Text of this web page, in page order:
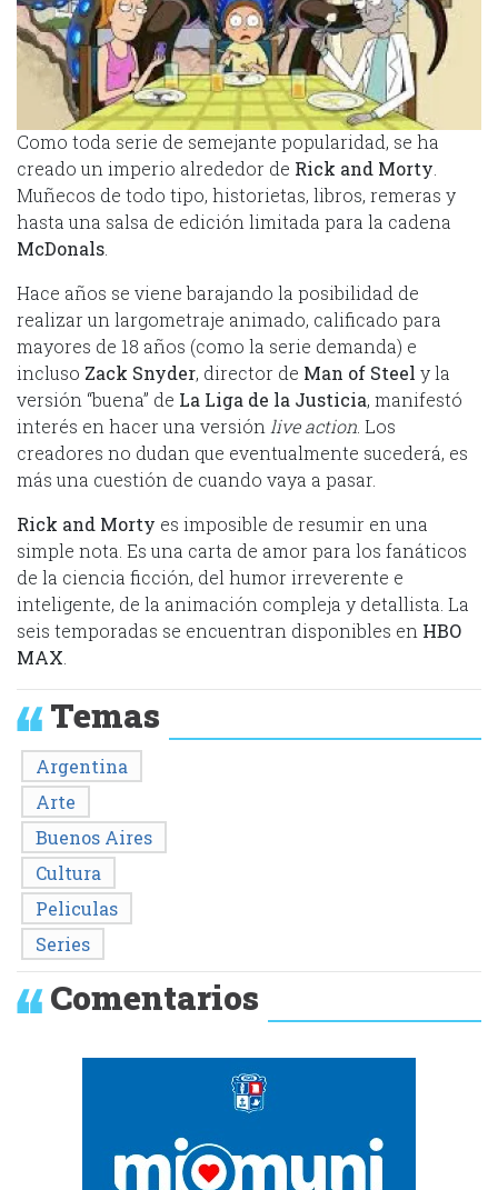
Como toda serie de semejante popularidad, se ha
creado un imperio alrededor de Rick and Morty
Muñecos de todo tipo, historietas, libros, remeras y
hasta una salsa de edición limitada para la cadena
McDonals
Hace años se viene barajando la posibilidad de
realizar un largometraje animado, calificado para
mayores de 18 años (como la serie demanda) e
incluso Zack Snyder, director de Man of Steel y la
versión “buena” de La Liga de la Justicia, manifestó
interés en hacer una versión live action . Los
creadores no dudan que eventualmente sucederá, es
más una cuestión de cuando vaya a pasar.
Rick and Morty es imposible de resumir en una
simple nota. Es una carta de amor para los fanáticos
de la ciencia ficción, del humor irreverente e
inteligente, de la animación compleja y detallista. La
seis temporadas se encuentran disponibles en HBO
MAX
Temas
Argentina
Arte
Buenos Aires
Cultura
Peliculas
Series
Comentarios